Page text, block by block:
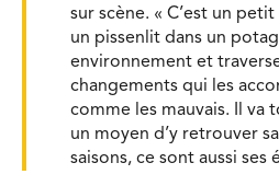
sur scène. « C’est un
un pissenlit dans un
environnement et
changements qui les
comme les mauvais. Il
un moyen d’y retrouver
saisons, ce sont aussi ses